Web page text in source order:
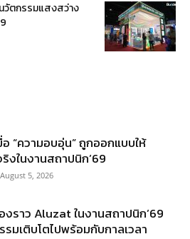
วัตกรรมแสงสว่าง
“ความอบอุ่น” ถูกออกแบบให้
งในงานสถาปนิก’69
August 5, 2026
งราว Aluzat ในงานสถาปนิก’69
รมเติบโตไปพร้อมกับกาลเวลา